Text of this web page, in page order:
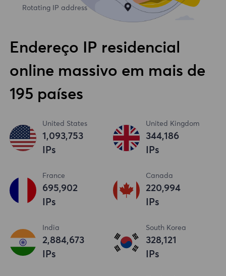
Endereço IP residencial
online massivo em mais de
195 países
United States
1,093,753
IPs
United Kingdom
344,186
IPs
France
695,902
IPs
Canada
220,994
IPs
India
2,884,673
IPs
South Korea
328,121
IPs
Rotating IP address